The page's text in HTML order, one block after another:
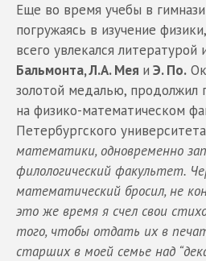
Еще во время учебы в
погружаясь в изучение
всего увлекался литературой
Бальмонта, Л.А. Мея и Э. По.
золотой медалью, продолжил
на физико-математическом
Петербургского
математики, одновременно
филологический факультет.
математический бросил, не
это же время я счел свои
того, чтобы отдать их в
старших в моей семье над